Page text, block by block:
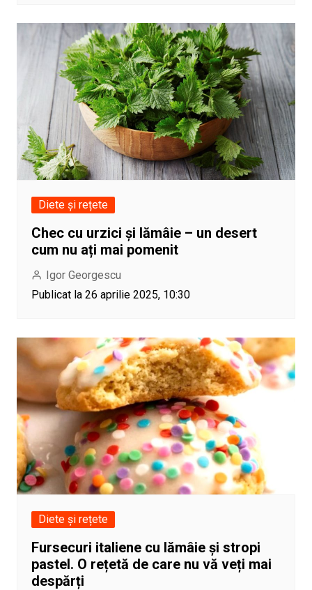
Diete și rețete
Chec cu urzici și lămâie – un desert
cum nu ați mai pomenit
Igor Georgescu
Publicat la 26 aprilie 2025, 10:30
Diete și rețete
Fursecuri italiene cu lămâie și stropi
pastel. O rețetă de care nu vă veți mai
despărți